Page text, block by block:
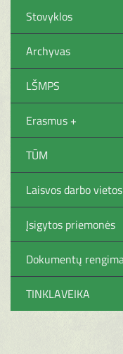
Stovyklos
Archyvas
LŠMPS
Erasmus +
TŪM
Laisvos darbo vietos
Įsigytos priemonės
Dokumentų
TINKLAVEIKA